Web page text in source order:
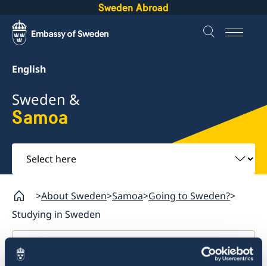
Sweden Abroad
English
Sweden &
Samoa
Select
here
About Sweden Samoa Going to Sweden?
Studying in Sweden
Samoa